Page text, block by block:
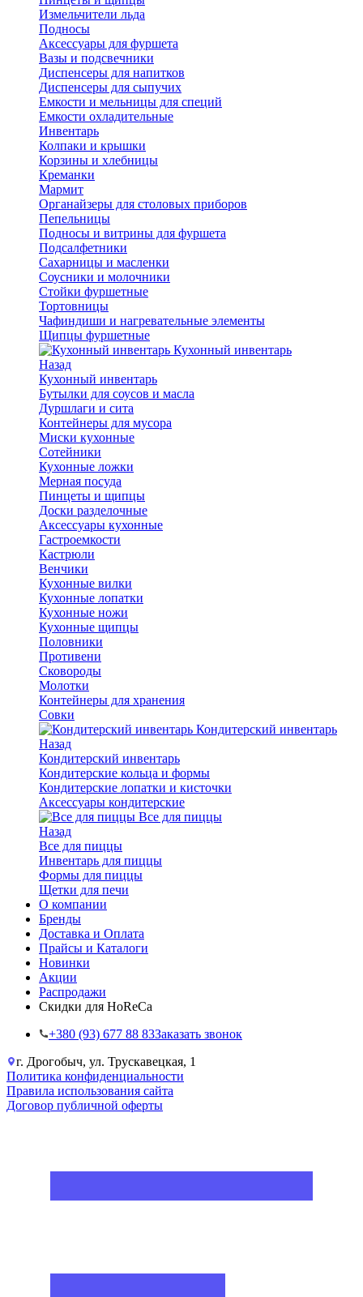
Измельчители льда
Подносы
Аксессуары для фуршета
Вазы и подсвечники
Диспенсеры для напитков
Диспенсеры для сыпучих
Емкости и мельницы для специй
Емкости охладительные
Инвентарь
Колпаки и крышки
Корзины и хлебницы
Креманки
Мармит
Органайзеры для столовых приборов
Пепельницы
Подносы и витрины для фуршета
Подсалфетники
Сахарницы и масленки
Соусники и молочники
Стойки фуршетные
Тортовницы
Чафиндиши и нагревательные элементы
Щипцы фуршетные
Кухонный инвентарь
Назад
Кухонный инвентарь
Бутылки для соусов и масла
Дуршлаги и сита
Контейнеры для мусора
Миски кухонные
Сотейники
Кухонные ложки
Мерная посуда
Пинцеты и щипцы
Доски разделочные
Аксессуары кухонные
Гастроемкости
Кастрюли
Венчики
Кухонные вилки
Кухонные лопатки
Кухонные ножи
Кухонные щипцы
Половники
Противени
Сковороды
Молотки
Контейнеры для хранения
Совки
Кондитерский инвентарь
Назад
Кондитерский инвентарь
Кондитерские кольца и формы
Кондитерские лопатки и кисточки
Аксессуары кондитерские
Все для пиццы
Назад
Все для пиццы
Инвентарь для пиццы
Формы для пиццы
Щетки для печи
О компании
Бренды
Доставка и Оплата
Прайсы и Каталоги
Новинки
Акции
Распродажи
Скидки для HoReCa
+38‎0 (93) 677 88 83Заказать звонок
г. Дрогобыч, ул. Трускавецкая, 1
Политика конфиденциальности
Правила использования сайта
Договор публичной оферты